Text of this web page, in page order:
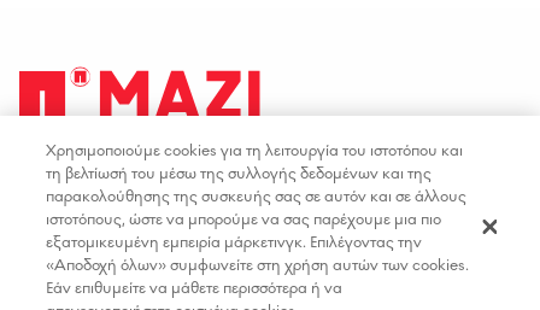
ΟΡΟΙ ΧΡΗΣΗΣ
ΠΟΛΙΤΙΚΗ ΑΠΟΡΡΗΤΟΥ
ΔΗΛΩΣΗ ΠΡΟΣΒΑΣΙΜΟΤΗΤΑΣ
ΕΠΙΚΟΙΝΩΝΙΑ
ΘΕΣΕΙΣ ΕΡΓΑΣΙΑΣ
facebookyoutubeinstagramlinkedin
Χρησιμοποιούμε cookies για τη λειτουργία του ιστοτόπου και
τη βελτίωσή του μέσω της συλλογής δεδομένων και της
παρακολούθησης της συσκευής σας σε αυτόν και σε άλλους
ιστοτόπους, ώστε να μπορούμε να σας παρέχουμε μια πιο
εξατομικευμένη εμπειρία μάρκετινγκ. Επιλέγοντας την
«Αποδοχή όλων» συμφωνείτε στη χρήση αυτών των cookies.
Εάν επιθυμείτε να μάθετε περισσότερα ή να